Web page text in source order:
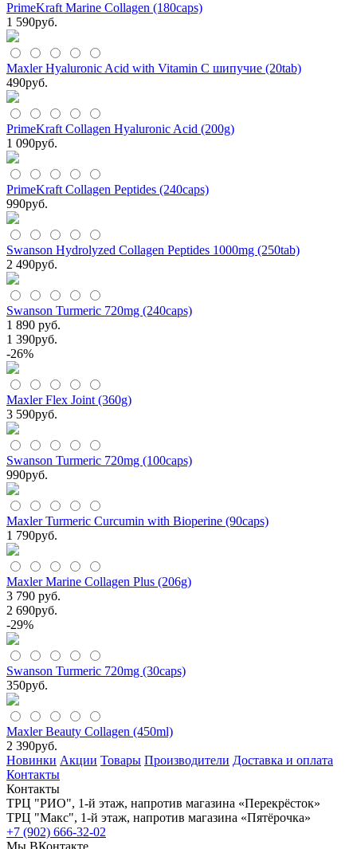
PrimeKraft Marine Collagen (180caps)
1 590руб.
Maxler Hyaluronic Acid with Vitamin C шипучие (20tab)
490руб.
PrimeKraft Collagen Hyaluronic Acid (200g)
1 090руб.
PrimeKraft Collagen Peptides (240caps)
990руб.
Swanson Hydrolyzed Collagen Peptides 1000mg (250tab)
2 490руб.
Swanson Turmeric 720mg (240caps)
1 890 руб.
1 390руб.
-26%
Maxler Flex Joint (360g)
3 590руб.
Swanson Turmeric 720mg (100caps)
990руб.
Maxler Turmeric Curcumin with Bioperine (90caps)
1 790руб.
Maxler Marine Collagen Plus (206g)
3 790 руб.
2 690руб.
-29%
Swanson Turmeric 720mg (30caps)
350руб.
Maxler Beauty Collagen (450ml)
2 390руб.
Новинки Акции Товары Производители Доставка и оплата
Контакты
Контакты
ТРЦ "РИО", 1-й этаж, напротив магазина «Перекрёсток»
ТРЦ "Макс", 1-й этаж, напротив магазина «Пятёрочка»
+7 (902) 666-32-02